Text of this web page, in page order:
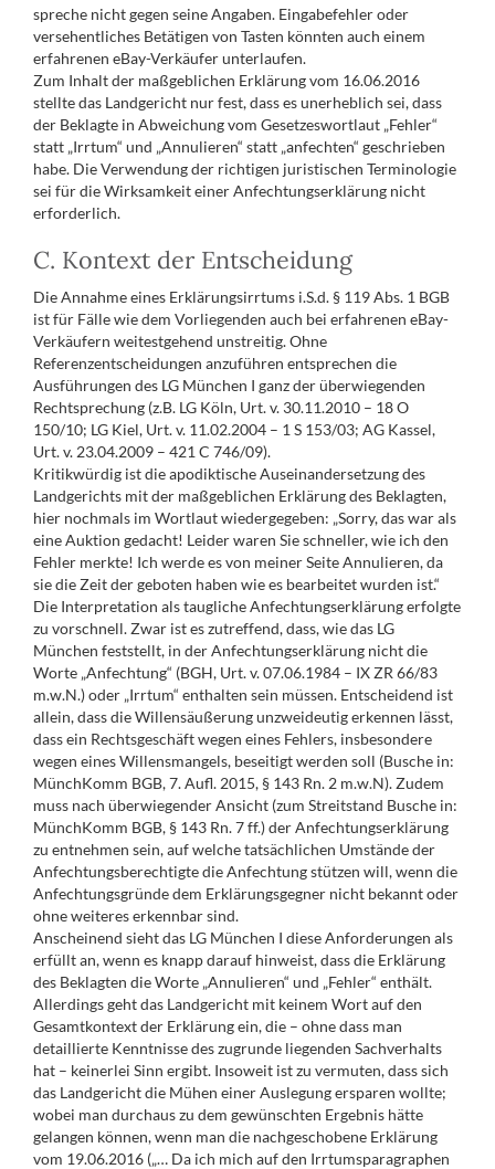
spreche nicht gegen seine Angaben. Eingabefehler oder
versehentliches Betätigen von Tasten könnten auch einem
erfahrenen eBay-Verkäufer unterlaufen.
Zum Inhalt der maßgeblichen Erklärung vom 16.06.2016
stellte das Landgericht nur fest, dass es unerheblich sei, dass
der Beklagte in Abweichung vom Gesetzeswortlaut „Fehler“
statt „Irrtum“ und „Annulieren“ statt „anfechten“ geschrieben
habe. Die Verwendung der richtigen juristischen Terminologie
sei für die Wirksamkeit einer Anfechtungserklärung nicht
erforderlich.
C. Kontext der Entscheidung
Die Annahme eines Erklärungsirrtums i.S.d. § 119 Abs. 1 BGB
ist für Fälle wie dem Vorliegenden auch bei erfahrenen eBay-
Verkäufern weitestgehend unstreitig. Ohne
Referenzentscheidungen anzuführen entsprechen die
Ausführungen des LG München I ganz der überwiegenden
Rechtsprechung (z.B. LG Köln, Urt. v. 30.11.2010 – 18 O
150/10; LG Kiel, Urt. v. 11.02.2004 – 1 S 153/03; AG Kassel,
Urt. v. 23.04.2009 – 421 C 746/09).
Kritikwürdig ist die apodiktische Auseinandersetzung des
Landgerichts mit der maßgeblichen Erklärung des Beklagten,
hier nochmals im Wortlaut wiedergegeben: „Sorry, das war als
eine Auktion gedacht! Leider waren Sie schneller, wie ich den
Fehler merkte! Ich werde es von meiner Seite Annulieren, da
sie die Zeit der geboten haben wie es bearbeitet wurden ist.“
Die Interpretation als taugliche Anfechtungserklärung erfolgte
zu vorschnell. Zwar ist es zutreffend, dass, wie das LG
München feststellt, in der Anfechtungserklärung nicht die
Worte „Anfechtung“ (BGH, Urt. v. 07.06.1984 – IX ZR 66/83
m.w.N.) oder „Irrtum“ enthalten sein müssen. Entscheidend ist
allein, dass die Willensäußerung unzweideutig erkennen lässt,
dass ein Rechtsgeschäft wegen eines Fehlers, insbesondere
wegen eines Willensmangels, beseitigt werden soll (Busche in:
MünchKomm BGB, 7. Aufl. 2015, § 143 Rn. 2 m.w.N). Zudem
muss nach überwiegender Ansicht (zum Streitstand Busche in:
MünchKomm BGB, § 143 Rn. 7 ff.) der Anfechtungserklärung
zu entnehmen sein, auf welche tatsächlichen Umstände der
Anfechtungsberechtigte die Anfechtung stützen will, wenn die
Anfechtungsgründe dem Erklärungsgegner nicht bekannt oder
ohne weiteres erkennbar sind.
Anscheinend sieht das LG München I diese Anforderungen als
erfüllt an, wenn es knapp darauf hinweist, dass die Erklärung
des Beklagten die Worte „Annulieren“ und „Fehler“ enthält.
Allerdings geht das Landgericht mit keinem Wort auf den
Gesamtkontext der Erklärung ein, die – ohne dass man
detaillierte Kenntnisse des zugrunde liegenden Sachverhalts
hat – keinerlei Sinn ergibt. Insoweit ist zu vermuten, dass sich
das Landgericht die Mühen einer Auslegung ersparen wollte;
wobei man durchaus zu dem gewünschten Ergebnis hätte
gelangen können, wenn man die nachgeschobene Erklärung
vom 19.06.2016 („… Da ich mich auf den Irrtumsparagraphen